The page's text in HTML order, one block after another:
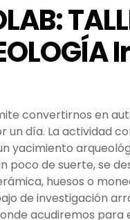
convertirnos en
un día. La actividad
yacimiento
poco de suerte, se
huesos o
de investigación
acudiremos para